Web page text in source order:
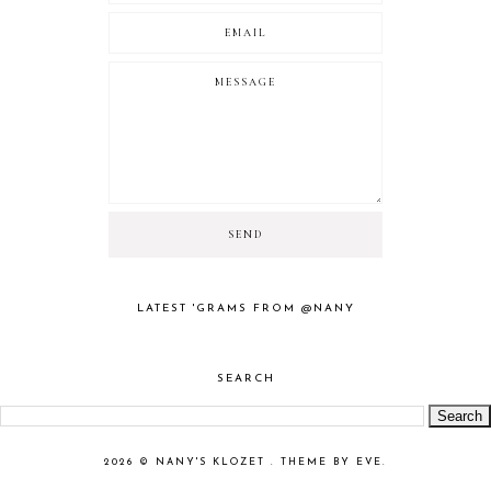
LATEST 'GRAMS FROM @NANY
SEARCH
2026 © NANY'S KLOZET . THEME BY EVE .